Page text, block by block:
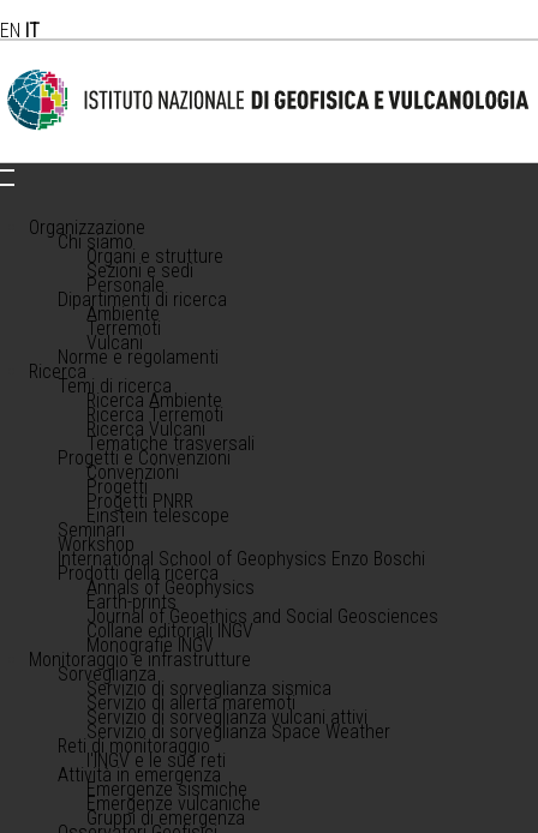
EN IT
Organizzazione
Chi siamo
Organi e strutture
Sezioni e sedi
Personale
Dipartimenti di ricerca
Ambiente
Terremoti
Vulcani
Norme e regolamenti
Ricerca
Temi di ricerca
Ricerca Ambiente
Ricerca Terremoti
Ricerca Vulcani
Tematiche trasversali
Progetti e Convenzioni
Convenzioni
Progetti
Progetti PNRR
Einstein telescope
Seminari
Workshop
International School of Geophysics Enzo Boschi
Prodotti della ricerca
Annals of Geophysics
Earth-prints
Journal of Geoethics and Social Geosciences
Collane editoriali INGV
Monografie INGV
Monitoraggio e infrastrutture
Sorveglianza
Servizio di sorveglianza sismica
Servizio di allerta maremoti
Servizio di sorveglianza vulcani attivi
Servizio di sorveglianza Space Weather
Reti di monitoraggio
l'INGV e le sue reti
Attività in emergenza
Emergenze sismiche
Emergenze vulcaniche
Gruppi di emergenza